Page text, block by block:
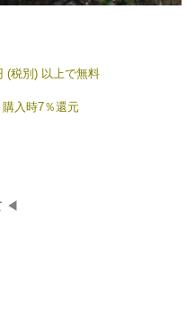
(税別) 以上で無料
入時7％還元
◀